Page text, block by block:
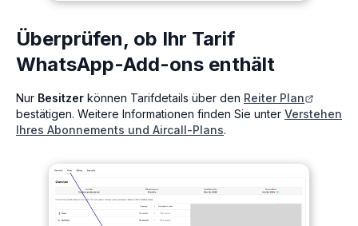
Überprüfen, ob Ihr Tarif
WhatsApp-Add-ons enthält
Nur Besitzer können Tarifdetails über den Reiter Plan
bestätigen. Weitere Informationen finden Sie unter Verstehen
Ihres Abonnements und Aircall-Plans.